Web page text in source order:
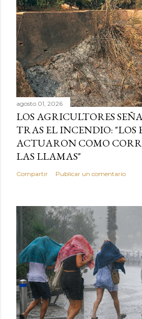
agosto 01, 2026
LOS AGRICULTORES
TRAS EL INCENDIO: "LOS
ACTUARON COMO
LAS LLAMAS"
Compartir Publicar un comentario